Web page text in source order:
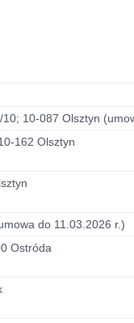
10; 10-087 Olsztyn
162 Olsztyn
do 11.03.2026 r.)
Ostróda